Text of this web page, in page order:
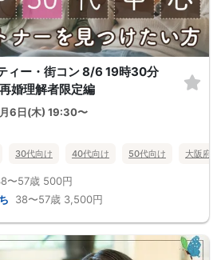
ィー・街コン 8/6 19時30分
婚理解者限定編
6日(木) 19:30〜
30代向け 40代向け 50代向け 大阪府
〜57歳 500円
38〜57歳 3,500円